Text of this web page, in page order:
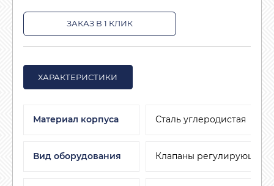
ЗАКАЗ В 1 КЛИК
ХАРАКТЕРИСТИКИ
Материал корпуса Сталь углеродистая
Вид оборудования Клапаны регулирующие